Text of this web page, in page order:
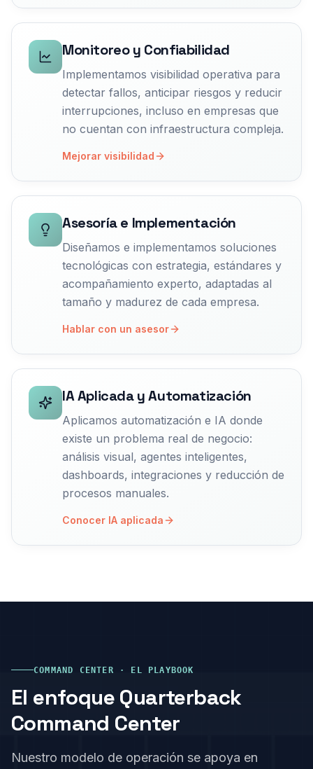
Monitoreo y Confiabilidad
Implementamos visibilidad operativa para
detectar fallos, anticipar riesgos y reducir
interrupciones, incluso en empresas que
no cuentan con infraestructura compleja.
Mejorar visibilidad
Asesoría e Implementación
Diseñamos e implementamos soluciones
tecnológicas con estrategia, estándares y
acompañamiento experto, adaptadas al
tamaño y madurez de cada empresa.
Hablar con un asesor
IA Aplicada y Automatización
Aplicamos automatización e IA donde
existe un problema real de negocio:
análisis visual, agentes inteligentes,
dashboards, integraciones y reducción de
procesos manuales.
Conocer IA aplicada
COMMAND CENTER · EL PLAYBOOK
El enfoque Quarterback
Command Center
Nuestro modelo de operación se apoya en